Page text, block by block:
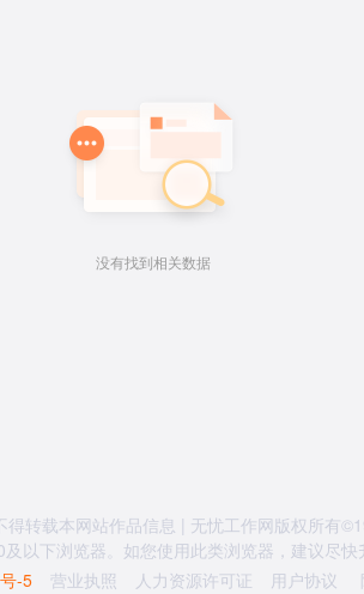
没有找到相关数据
得转载本网站作品信息 | 无忧工作网版权所有
以下浏览器。如您使用此类浏览器，建议尽快
-5
营业执照 人力资源许可证 用户协议